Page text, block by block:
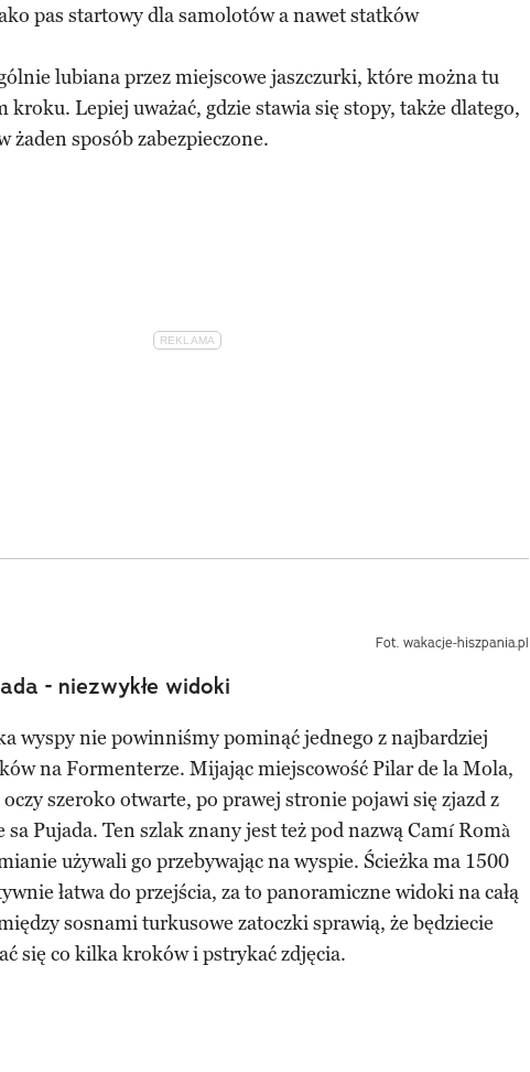
pas startowy dla samolotów a nawet statków
lubiana przez miejscowe jaszczurki, które można tu
kroku. Lepiej uważać, gdzie stawia się stopy, także dlatego,
żaden sposób zabezpieczone.
Fot. wakacje-hiszpania.pl
- niezwykłe widoki
wyspy nie powinniśmy pominąć jednego z najbardziej
na Formenterze. Mijając miejscowość Pilar de la Mola,
szeroko otwarte, po prawej stronie pojawi się zjazd z
Pujada. Ten szlak znany jest też pod nazwą Camí Romà
używali go przebywając na wyspie. Ścieżka ma 1500
łatwa do przejścia, za to panoramiczne widoki na całą
sosnami turkusowe zatoczki sprawią, że będziecie
się co kilka kroków i pstrykać zdjęcia.